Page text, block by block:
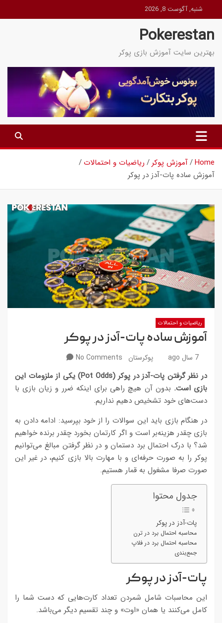
to
content
شنبه, آگوست 8, 2026
Pokerestan
بهترین سایت آموزش بازی پوکر
Home آموزش پوکر
ریاضیات و احتمالات
آموزش ساده پات-آدز در پوکر
ریاضیات و احتمالات
آموزش ساده پات-آدز در پوکر
7 سال ago پوکرستان No Comments
در نظر گرفتن پات-آدز در پوکر (Pot Odds) یکی از ملزومات این
بازی است. بدون آن هیچ راهی برای اینکه ضرر و زیان بازی با
دست‌های خود تشخیص دهیم نداریم.
در هنگام بازی باید این سوالات را از خود بپرسید: ادامه دادن به
بازی چقدر هزینه‌بر است و اگر کارتمان بخورد چقدر برنده خواهیم
شد؟ با درک احتمال برد دستمان و در نظر گرفتن مبالغ می‌توانیم
پوکر را به صورت حرفه‌ای و با مهارت بالا بازی کنیم، در غیر این
صورت صرفا مشغول به قمار هستیم.
جدول محتوا
پات-آدز در پوکر
محاسبه احتمال برد در ترن
محاسبه احتمال برد در فلاپ
جمع‌بندی
پات-آدز در پوکر
این محاسبات شامل شمردن تعداد کارت‌هایی که دست شما را
کامل می‌کنند یا همان «اوت‌» و چند تقسیم دیگر می‌باشد.